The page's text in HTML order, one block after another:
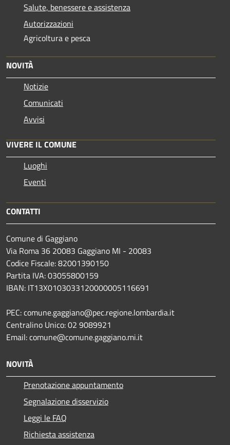
Salute, benessere e assistenza
Autorizzazioni
Agricoltura e pesca
NOVITÀ
Notizie
Comunicati
Avvisi
VIVERE IL COMUNE
Luoghi
Eventi
CONTATTI
Comune di Gaggiano
Via Roma 36 20083 Gaggiano MI - 20083
Codice Fiscale: 82001390150
Partita IVA: 03055800159
IBAN: IT13X0103033120000005116691
PEC: comune.gaggiano@pec.regione.lombardia.it
Centralino Unico: 02 9089921
Email: comune@comune.gaggiano.mi.it
NOVITÀ
Prenotazione appuntamento
Segnalazione disservizio
Leggi le FAQ
Richiesta assistenza